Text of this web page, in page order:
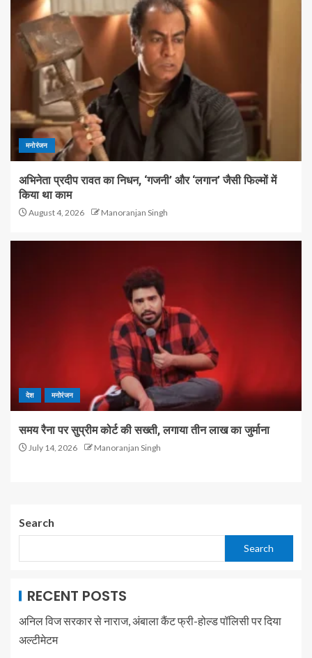
मनोरंजन
अभिनेता प्रदीप रावत का निधन, ‘गजनी’ और ‘लगान’ जैसी फिल्मों में
किया था काम
August 4, 2026 Manoranjan Singh
देश मनोरंजन
समय रैना पर सुप्रीम कोर्ट की सख्ती, लगाया तीन लाख का जुर्माना
July 14, 2026 Manoranjan Singh
Search
Search
RECENT POSTS
अनिल विज सरकार से नाराज, अंबाला कैंट फ्री-होल्ड पॉलिसी पर दिया
अल्टीमेटम